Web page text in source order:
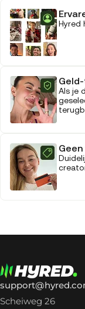
Hyred
Als je
Scheiweg 26